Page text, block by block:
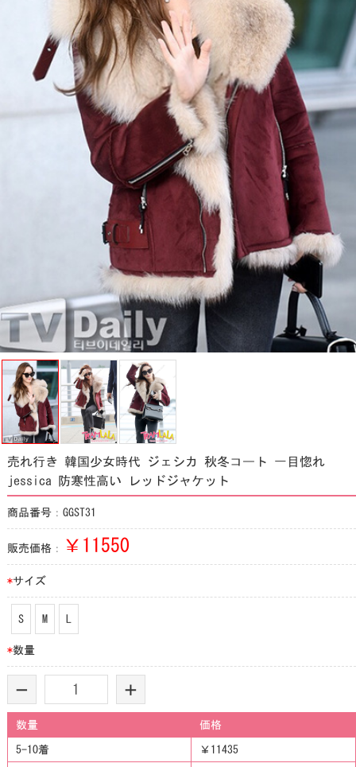
売れ行き 韓国少女時代 ジェシカ 秋冬コート 一目惚れ
jessica 防寒性高い レッドジャケット
商品番号：GGST31
販売価格： ￥ 11550
*サイズ
S M L
*数量
- +
数量 価格
5-10着 ￥11435